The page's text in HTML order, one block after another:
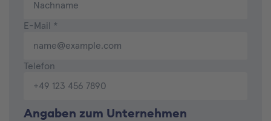
E-Mail *
Telefon
Angaben zum Unternehmen